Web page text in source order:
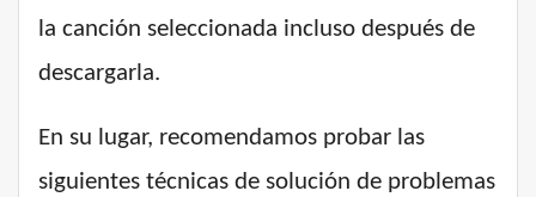
la canción seleccionada incluso después de
descargarla.
En su lugar, recomendamos probar las
siguientes técnicas de solución de problemas